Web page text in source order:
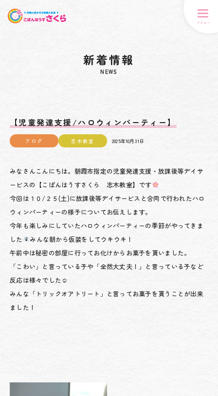
メニュー
新着情報
NEWS
【児童発達支援/ハロウィンパーティー】
ブログ 志木教室 2025年10月31日
みなさんこんにちは。朝霞市指定の児童発達支援・放課後等デイサ
ービスの【こぱんはうすさくら 志木教室】です
今回は１０/２５(土)に放課後等デイサービスと合同で行われたハロ
ウィンパーティーの様子についてお伝えします。
今年も楽しみにしていたハロウィンパーティーの季節がやってきま
した
みんな朝から仮装をしてウキウキ！
午前中は秘密の部屋に行ってお化けからお菓子を貰いました。
「こわい」と言っている子や「全然大丈夫！」と言っている子など
反応は様々でした☺
みんな「トリックオアトリート」と言ってお菓子を貰うことが出来
ました！